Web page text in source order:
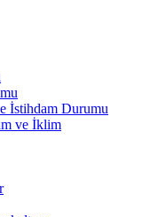
İstihdam Durumu
ve İklim